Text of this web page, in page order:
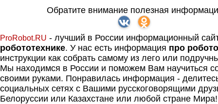
Обратите внимание полезная
ProRobot.RU - лучший в России информационный
робототехнике. У нас есть информация про
инструкции как собрать самому из лего или
Мы находимся в России и поможем Вам научиться
своими руками. Понравилась информация -
социальных сетях с Вашими русскоговорящими
Белоруссии или Казахстане или любой стране Мира!